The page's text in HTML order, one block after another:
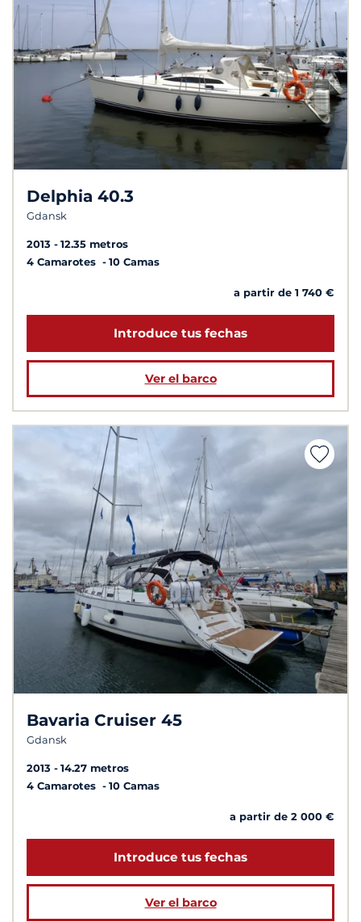
Delphia 40.3
Gdansk
2013
12.35 metros
4 Camarotes
10 Camas
a partir de 1 740 €
Introduce tus fechas
Ver el barco
Bavaria Cruiser 45
Gdansk
2013
14.27 metros
4 Camarotes
10 Camas
a partir de 2 000 €
Introduce tus fechas
Ver el barco